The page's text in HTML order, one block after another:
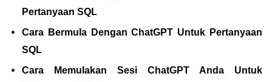
Pertanyaan SQL
Cara Bermula Dengan ChatGPT Untuk Pertanyaan
SQL
Cara Memulakan Sesi ChatGPT Anda Untuk